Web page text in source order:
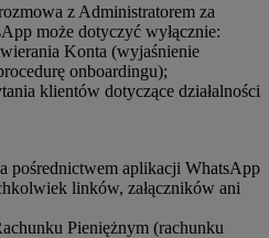
z Administratorem za
może dotyczyć wyłącznie:
Konta (wyjaśnienie
onboardingu);
klientów dotyczące działalności
pośrednictwem aplikacji WhatsApp
linków, załączników ani
Pieniężnym (rachunku